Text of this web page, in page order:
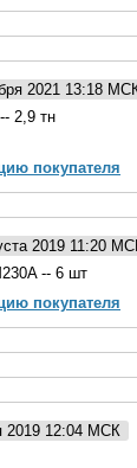
2021 13:18
2,9 тн
покупателя
2019 11:20
-- 6 шт
покупателя
2019 12:04 МСК